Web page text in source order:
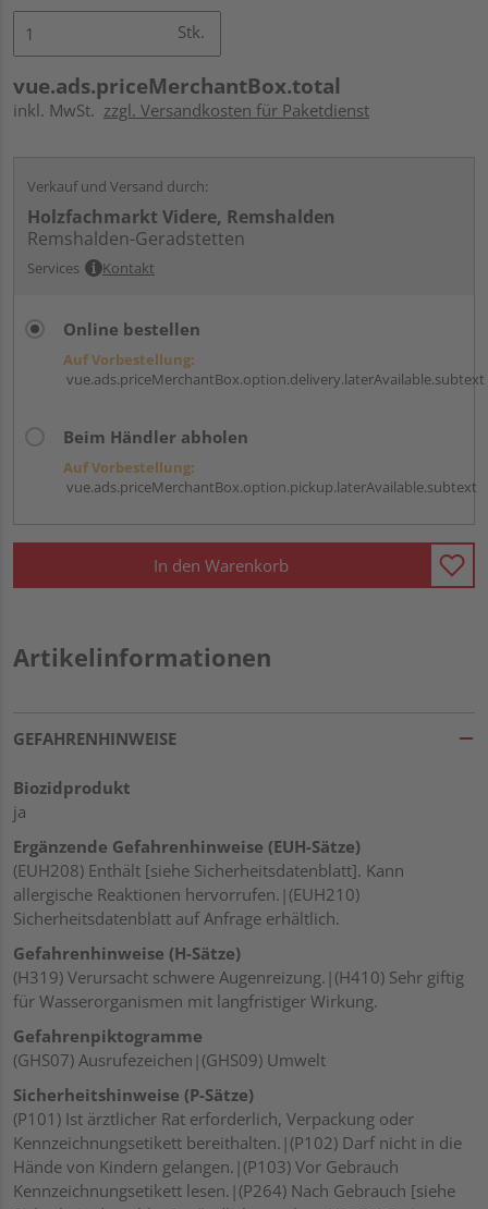
Stk.
vue.ads.priceMerchantBox.total
inkl. MwSt. zzgl. Versandkosten für Paketdienst
Verkauf und Versand durch:
Holzfachmarkt Videre, Remshalden
Remshalden-Geradstetten
Services Kontakt
Online bestellen
Auf Vorbestellung:
vue.ads.priceMerchantBox.option.delivery.laterAvailable.subtext
Beim Händler abholen
Auf Vorbestellung:
vue.ads.priceMerchantBox.option.pickup.laterAvailable.subtext
In den Warenkorb
Artikelinformationen
GEFAHRENHINWEISE
Biozidprodukt
ja
Ergänzende Gefahrenhinweise (EUH-Sätze)
(EUH208) Enthält [siehe Sicherheitsdatenblatt]. Kann
allergische Reaktionen hervorrufen.|(EUH210)
Sicherheitsdatenblatt auf Anfrage erhältlich.
Gefahrenhinweise (H-Sätze)
(H319) Verursacht schwere Augenreizung.|(H410) Sehr giftig
für Wasserorganismen mit langfristiger Wirkung.
Gefahrenpiktogramme
(GHS07) Ausrufezeichen|(GHS09) Umwelt
Sicherheitshinweise (P-Sätze)
(P101) Ist ärztlicher Rat erforderlich, Verpackung oder
Kennzeichnungsetikett bereithalten.|(P102) Darf nicht in die
Hände von Kindern gelangen.|(P103) Vor Gebrauch
Kennzeichnungsetikett lesen.|(P264) Nach Gebrauch [siehe